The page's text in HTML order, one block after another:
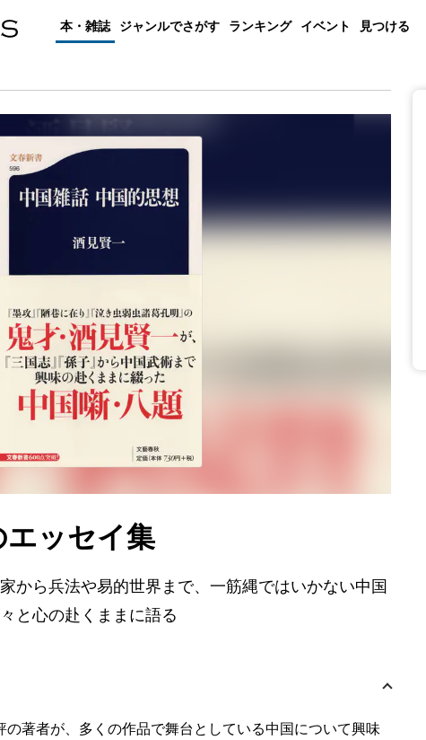
本・雑誌 ジャンルでさがす ランキング イベント 見つける
エッセイ集
から兵法や易的世界まで、一筋縄ではいかない中国
と心の赴くままに語る
の著者が、多くの作品で舞台としている中国について興味